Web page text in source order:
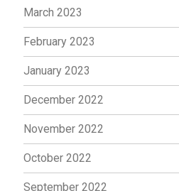
March 2023
February 2023
January 2023
December 2022
November 2022
October 2022
September 2022